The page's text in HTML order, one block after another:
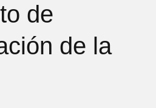
de
de la